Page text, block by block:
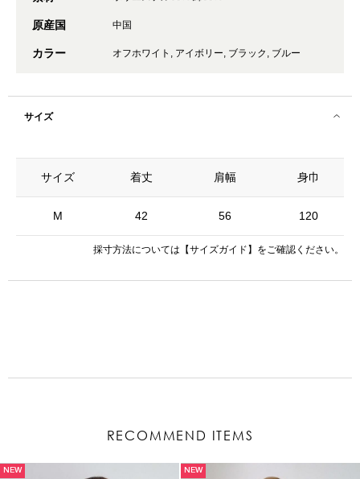
原産国 中国
カラー オフホワイト, アイボリー, ブラック, ブルー
サイズ
サイズ
M
着丈 肩幅 身巾
42 56 120
採寸方法については 【サイズガイド】 をご確認ください。
RECOMMEND ITEMS
NEW NEW